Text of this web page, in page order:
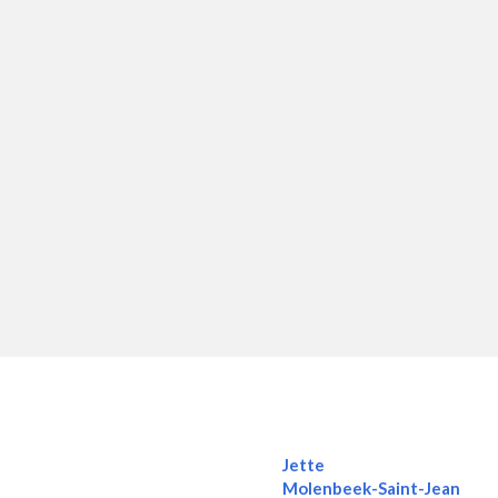
Jette
Molenbeek-Saint-Jean